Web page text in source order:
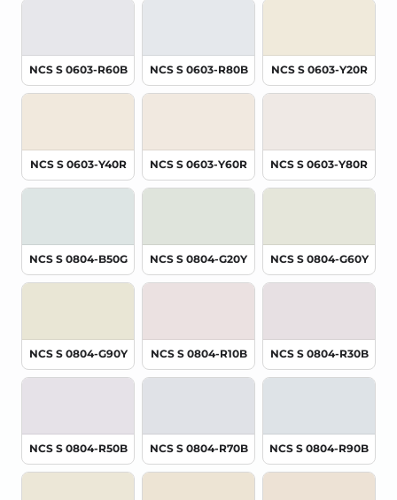
NCS S 0603-R60B NCS S 0603-R80B NCS S 0603-Y20R
NCS S 0603-Y40R NCS S 0603-Y60R NCS S 0603-Y80R
NCS S 0804-B50G NCS S 0804-G20Y NCS S 0804-G60Y
NCS S 0804-G90Y NCS S 0804-R10B NCS S 0804-R30B
NCS S 0804-R50B NCS S 0804-R70B NCS S 0804-R90B